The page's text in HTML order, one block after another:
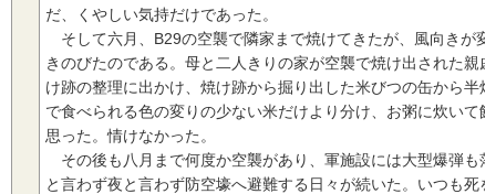
だ、くやしい気持だけであった。
そして六月、B29の空襲で隣家まで焼けてきたが、風向きが
きのびたのである。母と二人きりの家が空襲で焼け出された親
け跡の整理に出かけ、焼け跡から掘り出した米びつの缶から半
で食べられる色の変りの少ない米だけより分け、お粥に炊いて
思った。情けなかった。
その後も八月まで何度か空襲があり、軍施設には大型爆弾も
と言わず夜と言わず防空壕へ避難する日々が続いた。いつも死